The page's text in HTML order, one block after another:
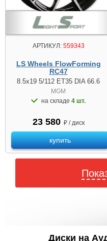
АРТИКУЛ:559343
LS Wheels FlowForming
RC47
8.5x19 5/112 ET35 DIA 66.6
MGM
на складе 4 шт.
23 580 ₽ / диск
купить
Диски на